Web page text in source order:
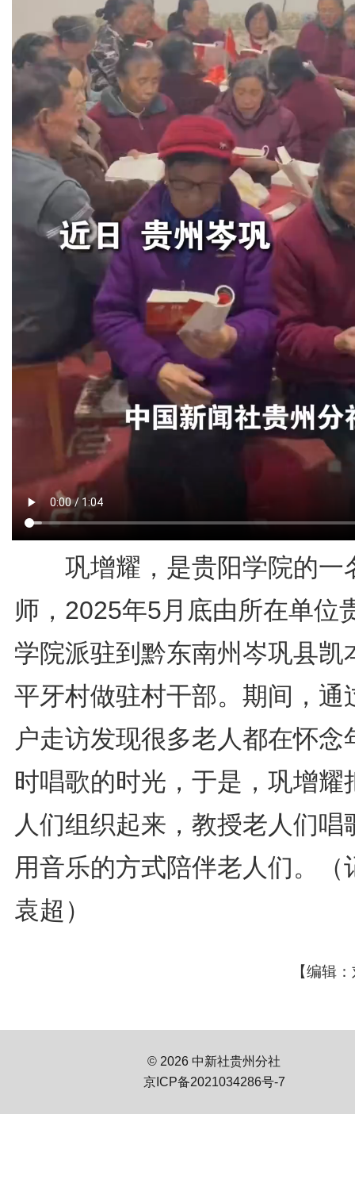
巩增耀，是贵阳学院的一
师，2025年5月底由所在单位
学院派驻到黔东南州岑巩县凯
平牙村做驻村干部。期间，通
户走访发现很多老人都在怀念
时唱歌的时光，于是，巩增耀
人们组织起来，教授老人们唱
用音乐的方式陪伴老人们。（
袁超）
【编辑
© 2026 中新社贵州分社
京ICP备2021034286号-7